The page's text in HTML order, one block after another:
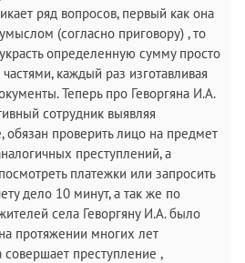
ряд вопросов, первый как она
(согласно приговору) , то
определенную сумму просто
каждый раз изготавливая
Теперь про Геворгяна И.А.
сотрудник выявляя
обязан проверить лицо на предмет
преступлений, а
платежки или запросить
дело 10 минут, а так же по
села Геворгяну И.А. было
протяжении многих лет
совершает преступление ,